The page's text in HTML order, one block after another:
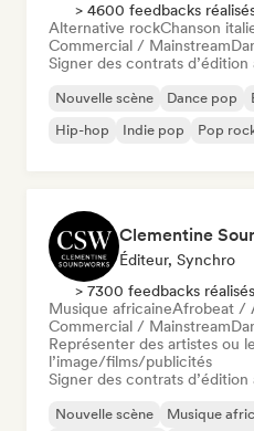
> 4600 feedbacks
Alternative rockChanson
Commercial / Mainstream
Signer des contrats
Nouvelle scène Dance pop
Hip-hop
Indie pop Pop
Clementine
Éditeur, Synchro
> 7300 feedbacks réalisés
Musique africaineAfrobeat /
Commercial / Mainstream
Représenter des artistes ou
l’image/films/publicités
Signer des contrats
Nouvelle scène Musique